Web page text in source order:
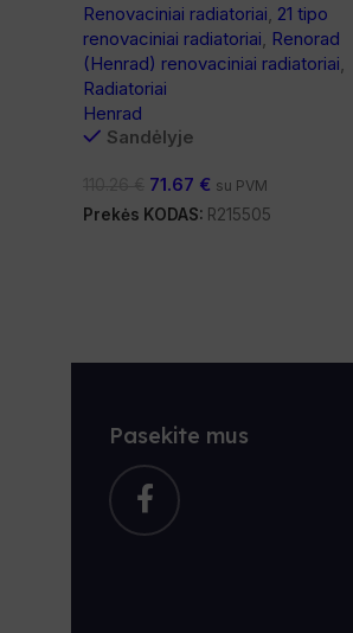
Renovaciniai radiatoriai 21 tipo
renovaciniai radiatoriai Renorad
(Henrad) renovaciniai radiatoriai
Radiatoriai
Henrad
Sandėlyje
71.67 € su PVM
Prekės KODAS: R215505
Pasekite mus